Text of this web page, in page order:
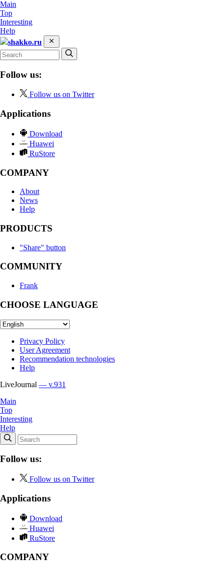
Main
Top
Interesting
Help
shakko.ru
Follow us:
Follow us on Twitter
Applications
Download
Huawei
RuStore
COMPANY
About
News
Help
PRODUCTS
"Share" button
COMMUNITY
Frank
CHOOSE LANGUAGE
Privacy Policy
User Agreement
Recommendation technologies
Help
LiveJournal — v.931
Main
Top
Interesting
Help
Follow us:
Follow us on Twitter
Applications
Download
Huawei
RuStore
COMPANY